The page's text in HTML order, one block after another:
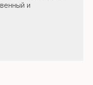
и